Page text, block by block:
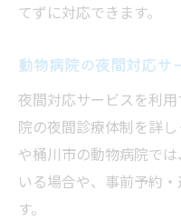
てずに対応できます。
動物病院の夜間対応サ
夜間対応サービスを利
院の夜間診療体制を詳
や桶川市の動物病院で
いる場合や、事前予約
す。